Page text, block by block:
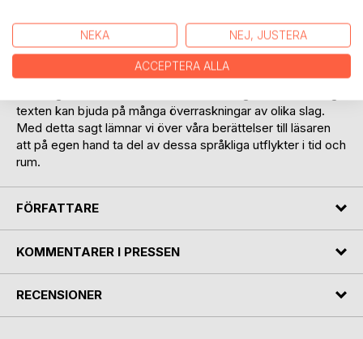
oss att upptäcka och undersöka vilka berättelser som kan
ligga dolda i ett enda ord.
Skrivprocessen kan ta oss med på strövtåg mot löst
uppsatta mål, men också på märkliga irrfärder utan att vi har
texten kan bjuda på många överraskningar av olika slag.
Med detta sagt lämnar vi över våra berättelser till läsaren
att på egen hand ta del av dessa språkliga utflykter i tid och
rum.
FÖRFATTARE
KOMMENTARER I PRESSEN
RECENSIONER
NEKA NEJ, JUSTERA
ACCEPTERA ALLA